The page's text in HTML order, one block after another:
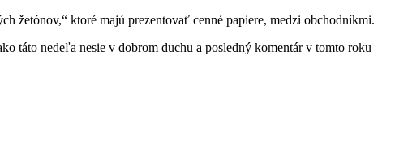
žetónov,“ ktoré majú prezentovať cenné papiere, medzi obchodníkmi.
táto nedeľa nesie v dobrom duchu a posledný komentár v tomto roku